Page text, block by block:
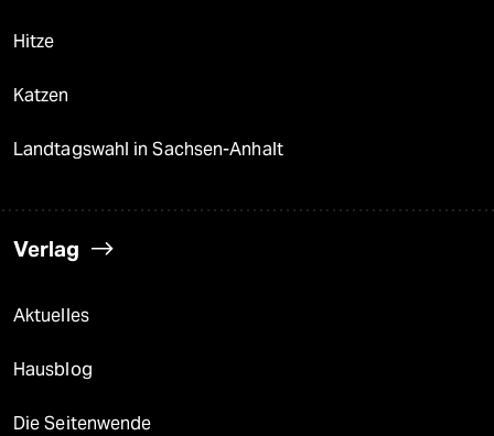
Hitze
Katzen
Landtagswahl in Sachsen-Anhalt
Verlag
Aktuelles
Hausblog
Die Seitenwende